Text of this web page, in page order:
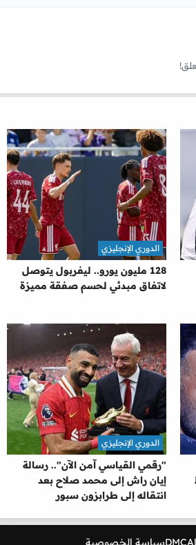
128 مليون يورو.. ليفربول يتوصل
لاتفاق مبدئي لحسم صفقة مميزة
الدوري الإنجليزي
"رقمي القياسي آمن الآن".. رسالة
إيان راش إلى محمد صلاح بعد
انتقاله إلى طرابزون سبور
الدوري الإنجليزي
DMCAسياسة الخصوصية